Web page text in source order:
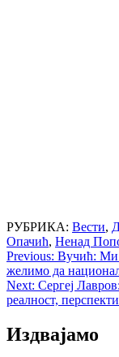
РУБРИКА: Вести,
Опачић, Ненад
Post
navigation
Previous: Вучић: Ми
желимо да
Next: Сергеј
реалност,
Издвајамо